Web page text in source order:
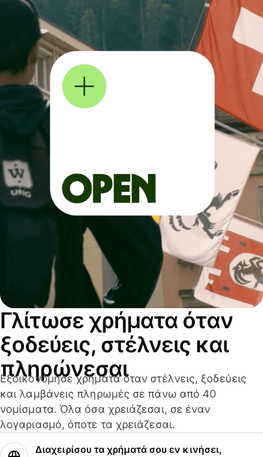
Γλίτωσε χρήματα όταν
ξοδεύεις, στέλνεις και
πληρώνεσαι
Εξοικονόμησε χρήματα όταν στέλνεις, ξοδεύεις
και λαμβάνεις πληρωμές σε πάνω από 40
νομίσματα. Όλα όσα χρειάζεσαι, σε έναν
λογαριασμό, όποτε τα χρειάζεσαι.
Διαχειρίσου τα χρήματά σου εν κινήσει,